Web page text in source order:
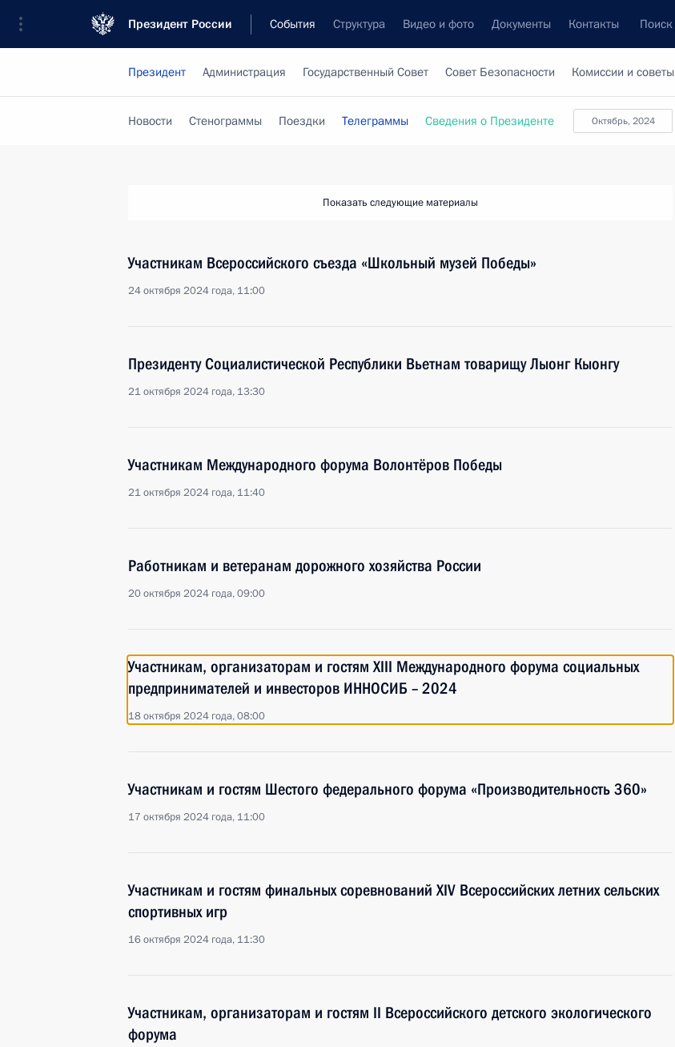
Президент России События Структура Видео и фото Документы Контакты Поиск
Президент Администрация Государственный Совет Совет Безопасности Комиссии и советы
Октябрь, 2024
Новости Стенограммы Поездки Телеграммы Сведения о Президенте
Показать следующие материалы
Участникам Всероссийского съезда «Школьный музей Победы»
24 октября 2024 года, 11:00
Президенту Социалистической Республики Вьетнам товарищу Лыонг Кыонгу
21 октября 2024 года, 13:30
Участникам Международного форума Волонтёров Победы
21 октября 2024 года, 11:40
Работникам и ветеранам дорожного хозяйства России
20 октября 2024 года, 09:00
Участникам, организаторам и гостям XIII Международного форума социальных
предпринимателей и инвесторов ИННОСИБ – 2024
18 октября 2024 года, 08:00
Участникам и гостям Шестого федерального форума «Производительность 360»
17 октября 2024 года, 11:00
Участникам и гостям финальных соревнований XIV Всероссийских летних сельских
спортивных игр
16 октября 2024 года, 11:30
Участникам, организаторам и гостям II Всероссийского детского экологического
форума